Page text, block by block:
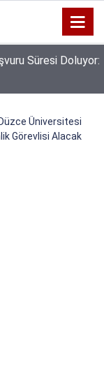
Süresi Doluyor:
Düzce Üniversitesi
Görevlisi Alacak